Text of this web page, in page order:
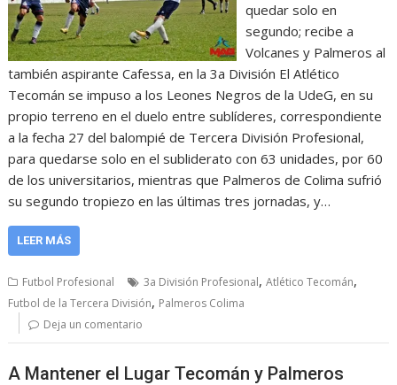
quedar solo en
segundo; recibe a
Volcanes y Palmeros al
también aspirante Cafessa, en la 3a División El Atlético
Tecomán se impuso a los Leones Negros de la UdeG, en su
propio terreno en el duelo entre sublíderes, correspondiente
a la fecha 27 del balompié de Tercera División Profesional,
para quedarse solo en el subliderato con 63 unidades, por 60
de los universitarios, mientras que Palmeros de Colima sufrió
su segundo tropiezo en las últimas tres jornadas, y…
LEER MÁS
Futbol Profesional 3a División Profesional,Atlético Tecomán,
Futbol de la Tercera División, Palmeros Colima
Deja un comentario
A Mantener el Lugar Tecomán y Palmeros